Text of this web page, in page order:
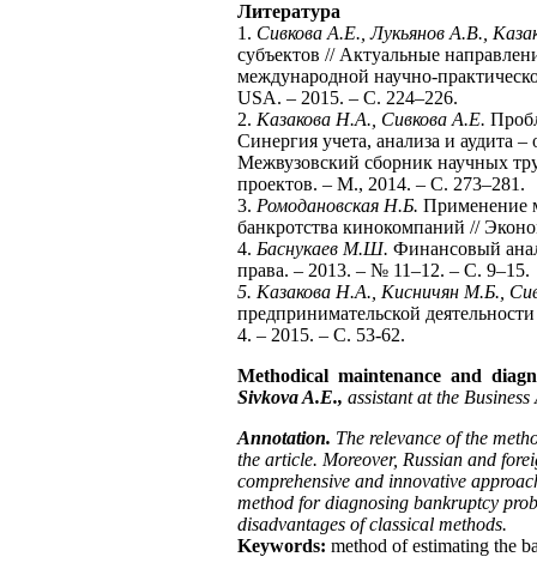
Литература
1. Сивкова А.Е., Лукьянов А.В.,
субъектов // Актуальные
международной научно-
USA. – 2015. – С. 224–226.
2. Казакова Н.А., Сивкова А.Е.
Синергия учета, анализа и аудита
Межвузовский сборник научных
проектов. – М., 2014. – С. 273–281.
3. Ромодановская Н.Б. Применение
банкротства кинокомпаний //
4. Баснукаев М.Ш. Финансовый
права. – 2013. – № 11–12. – С. 9–15.
5. Казакова Н.А., Кисничян М.Б.,
предпринимательской
4. – 2015. – С. 53-62.
Methodical maintenance and
Sivkova A.E., assistant at the
Annotation. The relevance of the
the article. Moreover, Russian and
comprehensive and innovative
method for diagnosing bankruptcy
disadvantages of classical methods.
Keywords: method of estimating the